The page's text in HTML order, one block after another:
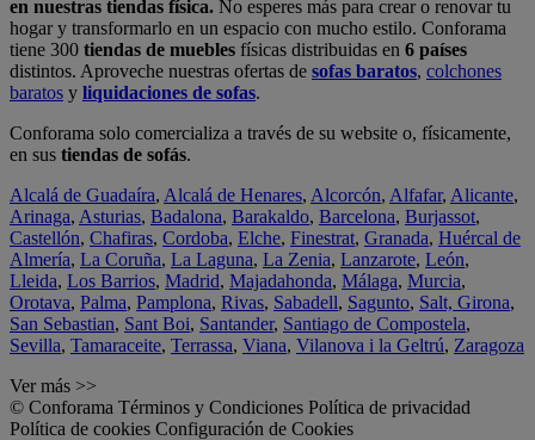
en nuestras tiendas física. No esperes más para crear o renovar tu
hogar y transformarlo en un espacio con mucho estilo. Conforama
tiene 300 tiendas de muebles físicas distribuidas en 6 países
distintos. Aproveche nuestras ofertas de sofas baratos, colchones
baratos y liquidaciones de sofas.
Conforama solo comercializa a través de su website o, físicamente,
en sus tiendas de sofás.
Alcalá de Guadaíra, Alcalá de Henares, Alcorcón, Alfafar, Alicante,
Arinaga, Asturias, Badalona, Barakaldo, Barcelona, Burjassot,
Castellón, Chafiras, Cordoba, Elche, Finestrat, Granada, Huércal de
Almería, La Coruña, La Laguna, La Zenia, Lanzarote, León,
Lleida, Los Barrios, Madrid, Majadahonda, Málaga, Murcia,
Orotava, Palma, Pamplona, Rivas, Sabadell, Sagunto, Salt, Girona,
San Sebastian, Sant Boi, Santander, Santiago de Compostela,
Sevilla, Tamaraceite, Terrassa, Viana, Vilanova i la Geltrú, Zaragoza
Ver más >>
© Conforama Términos y Condiciones Política de privacidad
Política de cookies Configuración de Cookies